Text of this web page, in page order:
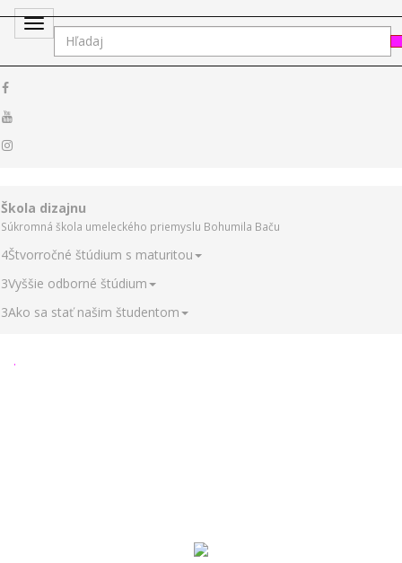
Toggle
navigation
Škola dizajnu
Súkromná škola umeleckého priemyslu Bohumila Baču
4Štvorročné štúdium s maturitou
3Vyššie odborné štúdium
3Ako sa stať našim študentom
.